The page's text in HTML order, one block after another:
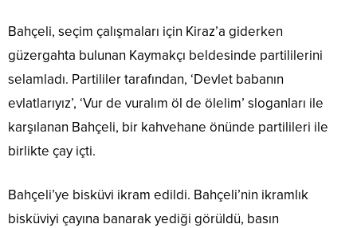
Bahçeli, seçim çalışmaları için Kiraz’a giderken
güzergahta bulunan Kaymakçı beldesinde partililerini
selamladı. Partililer tarafından, ‘Devlet babanın
evlatlarıyız’, ‘Vur de vuralım öl de ölelim’ sloganları ile
karşılanan Bahçeli, bir kahvehane önünde partilileri ile
birlikte çay içti.
Bahçeli’ye bisküvi ikram edildi. Bahçeli’nin ikramlık
bisküviyi çayına banarak yediği görüldü, basın